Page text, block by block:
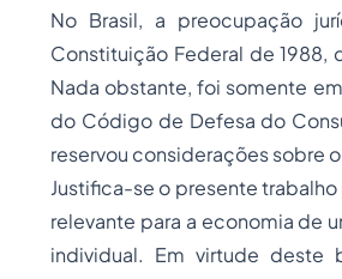
No Brasil, a preocupação
Constituição Federal de
Nada obstante, foi somente
do Código de Defesa do
reservou considerações sobre
Justifica-se o presente
relevante para a economia de
individual. Em virtude deste